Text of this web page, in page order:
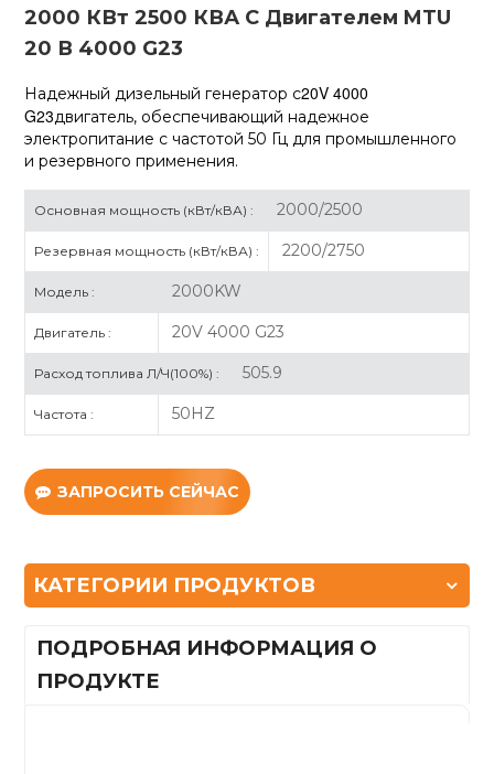
2000 КВт 2500 КВА С Двигателем MTU
20 В 4000 G23
Надежный дизельный генератор с20V 4000
G23двигатель, обеспечивающий надежное
электропитание с частотой 50 Гц для промышленного
и резервного применения.
Основная мощность (кВт/кВА) : 2000/2500
Резервная мощность (кВт/кВА) : 2200/2750
Модель : 2000KW
Двигатель : 20V 4000 G23
Расход топлива Л/Ч(100%) : 505.9
Частота : 50HZ
ЗАПРОСИТЬ СЕЙЧАС
КАТЕГОРИИ ПРОДУКТОВ
ПОДРОБНАЯ ИНФОРМАЦИЯ О
ПРОДУКТЕ